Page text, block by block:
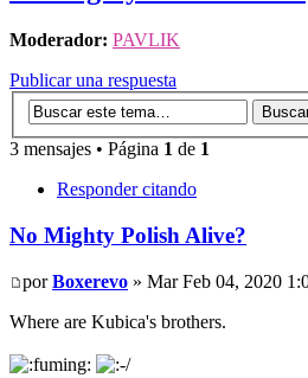
Moderador: PAVLIK
Publicar una respuesta
3 mensajes • Página 1 de 1
Responder citando
No Mighty Polish Alive?
porBoxerevo » Mar Feb 04, 2020
Where are Kubica's brothers.